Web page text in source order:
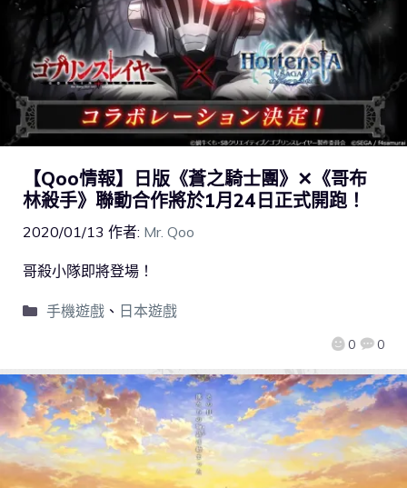
【Qoo情報】日版《蒼之騎士團》✕《哥布
林殺手》聯動合作將於1月24日正式開跑！
2020/01/13 作者: Mr. Qoo
0 0
哥殺小隊即將登場！
手機遊戲、 日本遊戲